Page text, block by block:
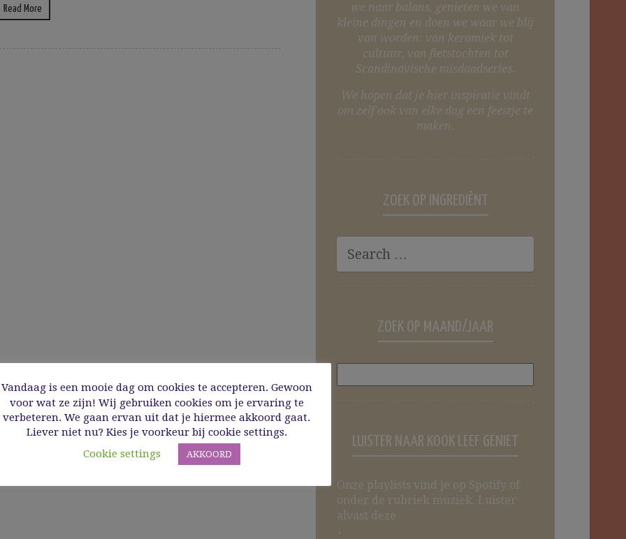
Read More
we naar balans, genieten we van
kleine dingen en doen we waar we blij
van worden: van keramiek tot
cultuur, van fietstochten tot
Scandinavische misdaadseries.
We hopen dat je hier inspiratie vindt
om zelf ook van elke dag een feestje te
maken.
ZOEK OP INGREDIËNT
ZOEK OP MAAND/JAAR
LUISTER NAAR KOOK LEEF GENIET
Onze playlists vind je op Spotify of
onder de rubriek muziek. Luister
alvast deze
↓
Vandaag is een mooie dag om cookies te accepteren. Gewoon
voor wat ze zijn! Wij gebruiken cookies om je ervaring te
verbeteren. We gaan ervan uit dat je hiermee akkoord gaat.
Liever niet nu? Kies je voorkeur bij cookie settings.
Cookie settings
AKKOORD